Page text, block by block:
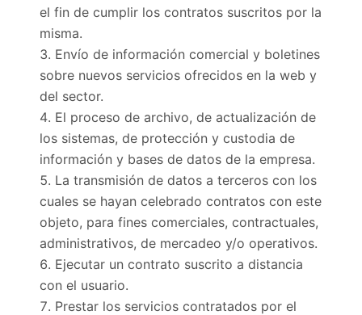
el fin de cumplir los contratos suscritos por la
misma.
Envío de información comercial y boletines
sobre nuevos servicios ofrecidos en la web y
del sector.
El proceso de archivo, de actualización de
los sistemas, de protección y custodia de
información y bases de datos de la empresa.
La transmisión de datos a terceros con los
cuales se hayan celebrado contratos con este
objeto, para fines comerciales, contractuales,
administrativos, de mercadeo y/o operativos.
Ejecutar un contrato suscrito a distancia
con el usuario.
Prestar los servicios contratados por el